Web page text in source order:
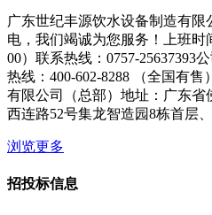
广东世纪丰源饮水设备制造有
电，我们竭诚为您服务！上班时
00）联系热线：0757-25637393
热线：400-602-8288 （全国有
有限公司（总部）地址：广东
西连路52号集龙智造园8栋首层
浏览更多
招投标信息